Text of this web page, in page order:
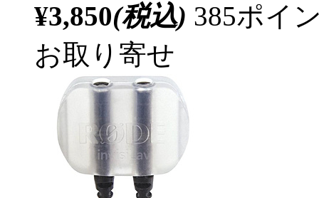
¥3,850(税込) 385ポイ
お取り寄せ